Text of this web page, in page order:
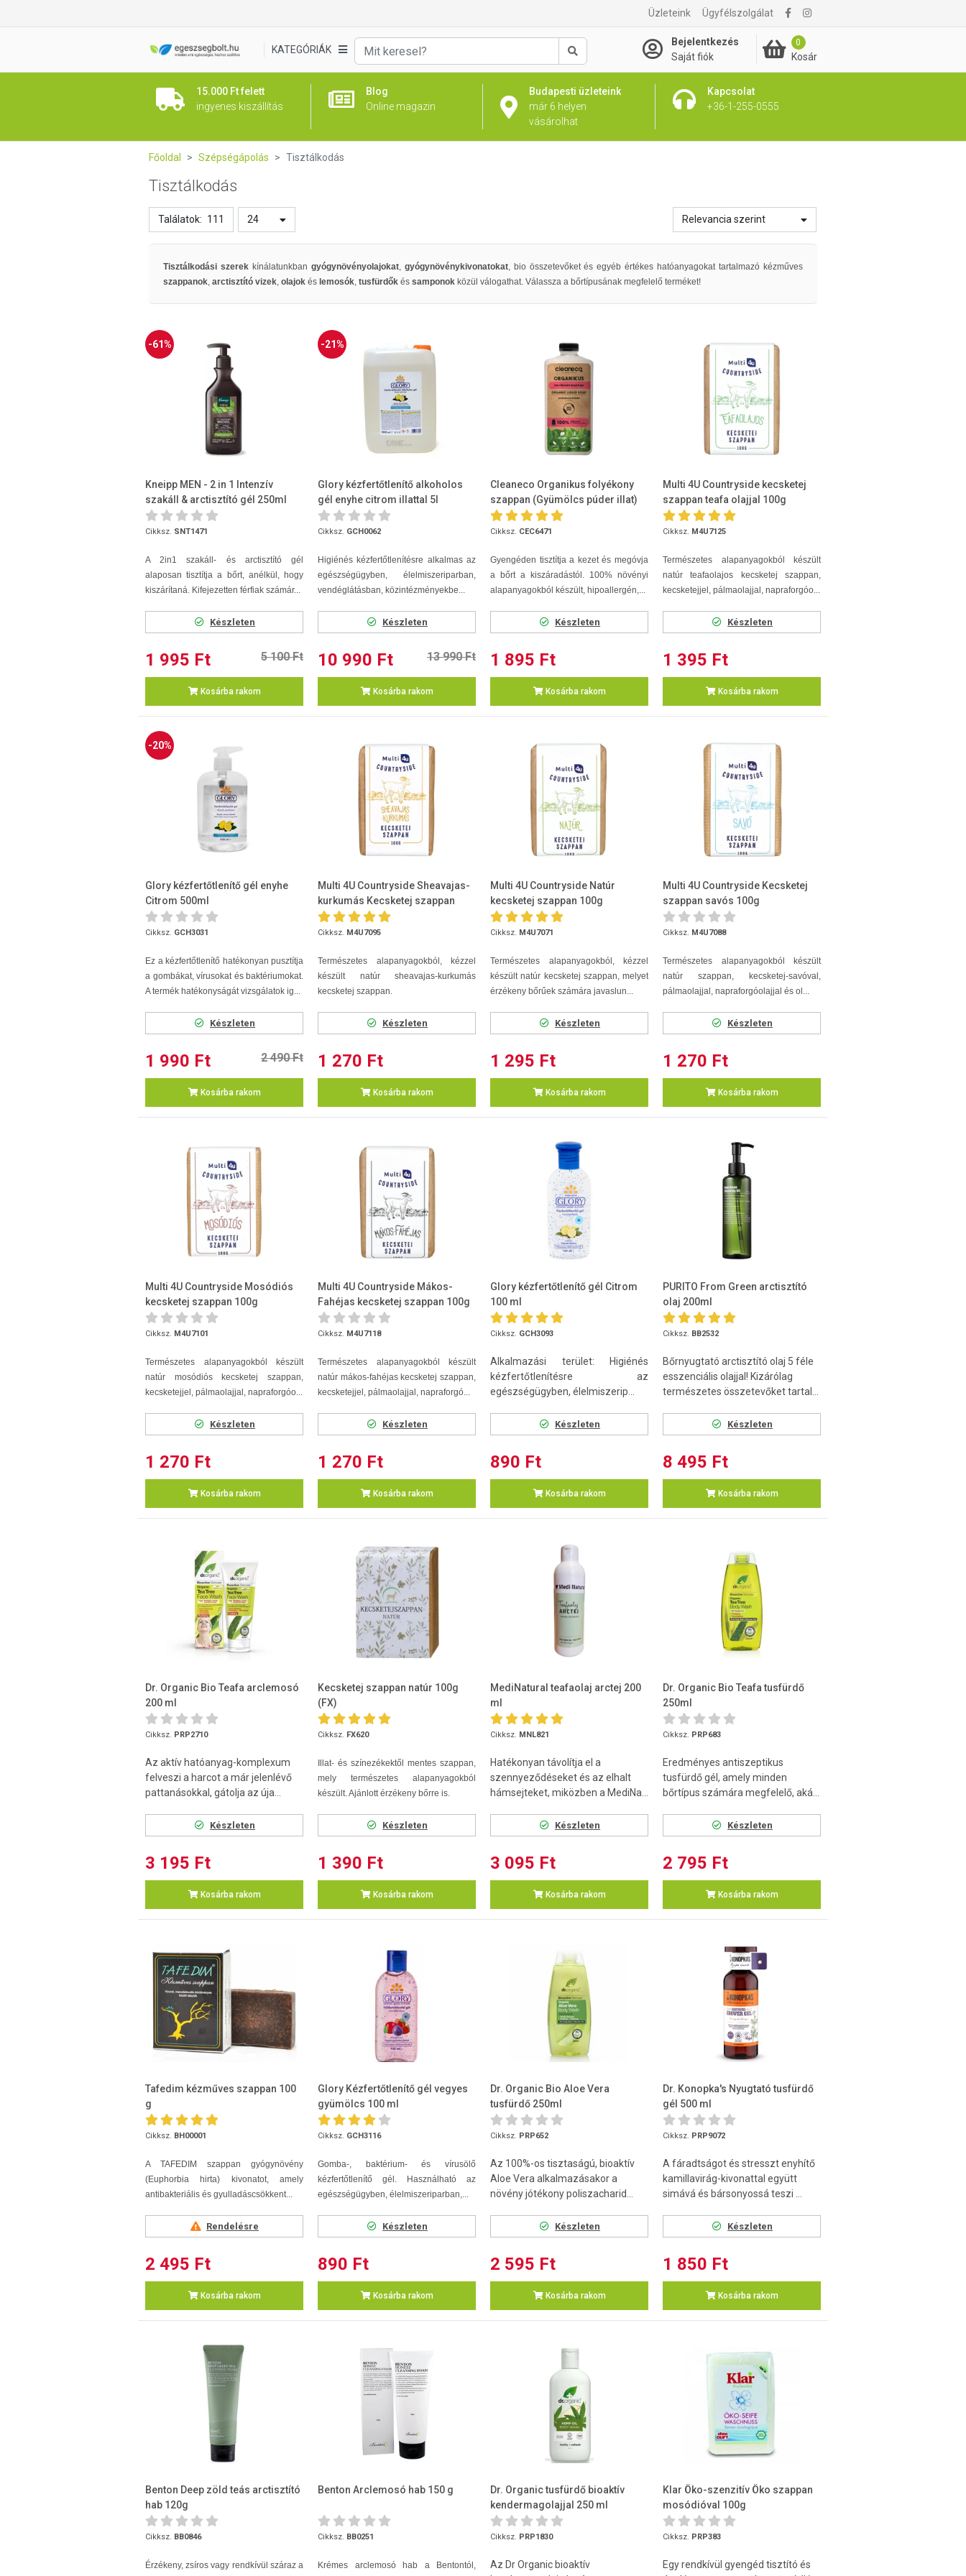
Üzleteink Ügyfélszolgálat
KATEGÓRIÁK
Keresés
Bejelentkezés
Saját fiók
0
Kosár
15.000 Ft felett
ingyenes kiszállítás
Blog
Online magazin
Budapesti üzleteink
már 6 helyen
vásárolhat
Kapcsolat
+36-1-255-0555
Főoldal Szépségápolás Tisztálkodás
Tisztálkodás
Találatok: 111 24 Relevancia szerint
Tisztálkodási szerek kínálatunkban gyógynövényolajokat, gyógynövénykivonatokat, bio összetevőket és egyéb értékes hatóanyagokat tartalmazó kézműves
szappanok, arctisztító vizek, olajok és lemosók, tusfürdők és samponok közül válogathat. Válassza a bőrtípusának megfelelő terméket!
-61%
Kneipp MEN - 2 in 1 Intenzív
szakáll & arctisztító gél 250ml
Cikksz. SNT1471
A 2in1 szakáll- és arctisztító gél
alaposan tisztítja a bőrt, anélkül, hogy
kiszárítaná. Kifejezetten férfiak számár...
Készleten
1 995 Ft 5 100 Ft
Kosárba rakom
-21%
Glory kézfertőtlenítő alkoholos
gél enyhe citrom illattal 5l
Cikksz. GCH0062
Higiénés kézfertőtlenítésre alkalmas az
egészségügyben, élelmiszeriparban,
vendéglátásban, közintézményekbe...
Készleten
10 990 Ft 13 990 Ft
Kosárba rakom
Cleaneco Organikus folyékony
szappan (Gyümölcs púder illat)
1L
Cikksz. CEC6471
Gyengéden tisztítja a kezet és megóvja
a bőrt a kiszáradástól. 100% növényi
alapanyagokból készült, hipoallergén,...
Készleten
1 895 Ft
Kosárba rakom
Multi 4U Countryside kecsketej
szappan teafa olajjal 100g
Cikksz. M4U7125
Természetes alapanyagokból készült
natúr teafaolajos kecsketej szappan,
kecsketejjel, pálmaolajjal, napraforgóo...
Készleten
1 395 Ft
Kosárba rakom
-20%
Glory kézfertőtlenítő gél enyhe
Citrom 500ml
Cikksz. GCH3031
Ez a kézfertőtlenítő hatékonyan pusztítja
a gombákat, vírusokat és baktériumokat.
A termék hatékonyságát vizsgálatok ig...
Készleten
1 990 Ft 2 490 Ft
Kosárba rakom
Multi 4U Countryside Sheavajas-
kurkumás Kecsketej szappan
100g
Cikksz. M4U7095
Természetes alapanyagokból, kézzel
készült natúr sheavajas-kurkumás
kecsketej szappan.
Készleten
1 270 Ft
Kosárba rakom
Multi 4U Countryside Natúr
kecsketej szappan 100g
Cikksz. M4U7071
Természetes alapanyagokból, kézzel
készült natúr kecsketej szappan, melyet
érzékeny bőrűek számára javaslun...
Készleten
1 295 Ft
Kosárba rakom
Multi 4U Countryside Kecsketej
szappan savós 100g
Cikksz. M4U7088
Természetes alapanyagokból készült
natúr szappan, kecsketej-savóval,
pálmaolajjal, napraforgóolajjal és ol...
Készleten
1 270 Ft
Kosárba rakom
Multi 4U Countryside Mosódiós
kecsketej szappan 100g
Cikksz. M4U7101
Természetes alapanyagokból készült
natúr mosódiós kecsketej szappan,
kecsketejjel, pálmaolajjal, napraforgóo...
Készleten
1 270 Ft
Kosárba rakom
Multi 4U Countryside Mákos-
Fahéjas kecsketej szappan 100g
Cikksz. M4U7118
Természetes alapanyagokból készült
natúr mákos-fahéjas kecsketej szappan,
kecsketejjel, pálmaolajjal, napraforgó...
Készleten
1 270 Ft
Kosárba rakom
Glory kézfertőtlenítő gél Citrom
100 ml
Cikksz. GCH3093
Alkalmazási terület: Higiénés
kézfertőtlenítésre az
egészségügyben, élelmiszerip...
Készleten
890 Ft
Kosárba rakom
PURITO From Green arctisztító
olaj 200ml
Cikksz. BB2532
Bőrnyugtató arctisztító olaj 5 féle
esszenciális olajjal! Kizárólag
természetes összetevőket tartal...
Készleten
8 495 Ft
Kosárba rakom
Dr. Organic Bio Teafa arclemosó
200 ml
Cikksz. PRP2710
Az aktív hatóanyag-komplexum
felveszi a harcot a már jelenlévő
pattanásokkal, gátolja az úja...
Készleten
3 195 Ft
Kosárba rakom
Kecsketej szappan natúr 100g
(FX)
Cikksz. FX620
Illat- és színezékektől mentes szappan,
mely természetes alapanyagokból
készült. Ajánlott érzékeny bőrre is.
Készleten
1 390 Ft
Kosárba rakom
MediNatural teafaolaj arctej 200
ml
Cikksz. MNL821
Hatékonyan távolítja el a
szennyeződéseket és az elhalt
hámsejteket, miközben a MediNa...
Készleten
3 095 Ft
Kosárba rakom
Dr. Organic Bio Teafa tusfürdő
250ml
Cikksz. PRP683
Eredményes antiszeptikus
tusfürdő gél, amely minden
bőrtípus számára megfelelő, aká...
Készleten
2 795 Ft
Kosárba rakom
Tafedim kézműves szappan 100
g
Cikksz. BH00001
A TAFEDIM szappan gyógynövény
(Euphorbia hirta) kivonatot, amely
antibakteriális és gyulladáscsökkent...
Rendelésre
2 495 Ft
Kosárba rakom
Glory Kézfertőtlenítő gél vegyes
gyümölcs 100 ml
Cikksz. GCH3116
Gomba-, baktérium- és vírusölő
kézfertőtlenítő gél. Használható az
egészségügyben, élelmiszeriparban,...
Készleten
890 Ft
Kosárba rakom
Dr. Organic Bio Aloe Vera
tusfürdő 250ml
Cikksz. PRP652
Az 100%-os tisztaságú, bioaktív
Aloe Vera alkalmazásakor a
növény jótékony poliszacharid...
Készleten
2 595 Ft
Kosárba rakom
Dr. Konopka's Nyugtató tusfürdő
gél 500 ml
Cikksz. PRP9072
A fáradtságot és stresszt enyhítő
kamillavirág-kivonattal együtt
simává és bársonyossá teszi ...
Készleten
1 850 Ft
Kosárba rakom
Benton Deep zöld teás arctisztító
hab 120g
Cikksz. BB0846
Érzékeny, zsíros vagy rendkívül száraz a
Benton Arclemosó hab 150 g
Cikksz. BB0251
Krémes arclemosó hab a Bentontól,
Dr. Organic tusfürdő bioaktív
kendermagolajjal 250 ml
Cikksz. PRP1830
Az Dr Organic bioaktív
Klar Öko-szenzitív Öko szappan
mosódióval 100g
Cikksz. PRP383
Egy rendkívül gyengéd tisztító és